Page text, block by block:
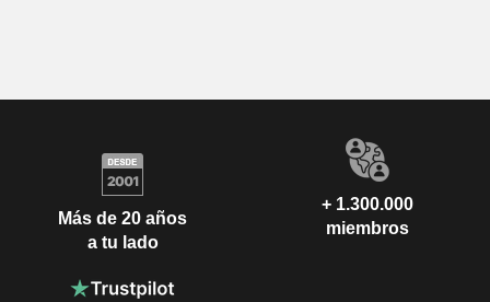
Más de 20 años
a tu lado
+ 1.300.000
miembros